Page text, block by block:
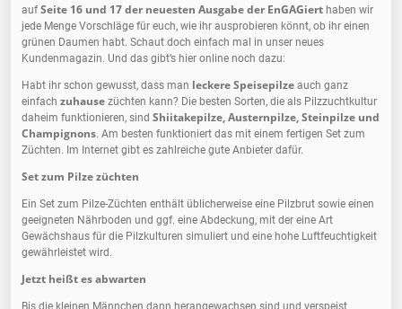
auf Seite 16 und 17 der neuesten Ausgabe der EnGAGiert haben wir
jede Menge Vorschläge für euch, wie ihr ausprobieren könnt, ob ihr einen
grünen Daumen habt. Schaut doch einfach mal in unser neues
Kundenmagazin. Und das gibt’s hier online noch dazu:
Habt ihr schon gewusst, dass man leckere Speisepilze auch ganz
einfach zuhause züchten kann? Die besten Sorten, die als Pilzzuchtkultur
daheim funktionieren, sind Shiitakepilze, Austernpilze, Steinpilze und
Champignons. Am besten funktioniert das mit einem fertigen Set zum
Züchten. Im Internet gibt es zahlreiche gute Anbieter dafür.
Set zum Pilze züchten
Ein Set zum Pilze-Züchten enthält üblicherweise eine Pilzbrut sowie einen
geeigneten Nährboden und ggf. eine Abdeckung, mit der eine Art
Gewächshaus für die Pilzkulturen simuliert und eine hohe Luftfeuchtigkeit
gewährleistet wird.
Jetzt heißt es abwarten
Bis die kleinen Männchen dann herangewachsen sind und verspeist